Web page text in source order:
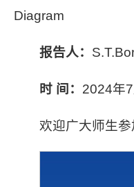
Diagram
报告人：
时 间： 2024年
欢迎广大师生参